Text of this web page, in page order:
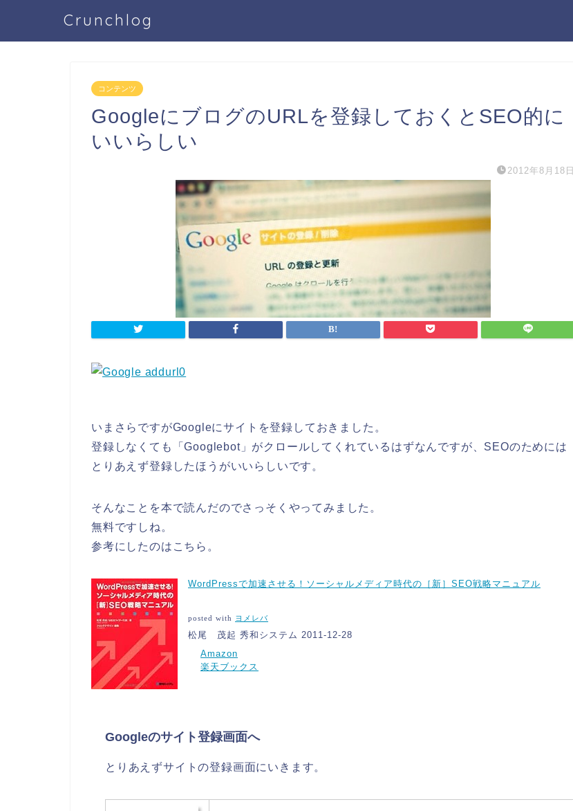
Crunchlog
コンテンツ
GoogleにブログのURLを登録しておくとSEO的に
いいらしい
2012年8月18日
いまさらですがGoogleにサイトを登録しておきました。
登録しなくても「Googlebot」がクロールしてくれているはずなんですが、SEOのためには
とりあえず登録したほうがいいらしいです。
そんなことを本で読んだのでさっそくやってみました。
無料ですしね。
参考にしたのはこちら。
WordPressで加速させる！ソーシャルメディア時代の［新］SEO戦略マニュアル
posted with ヨメレバ
松尾 茂起 秀和システム 2011-12-28
Amazon
楽天ブックス
Googleのサイト登録画面へ
とりあえずサイトの登録画面にいきます。